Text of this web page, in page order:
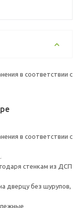
в соответствии с
в соответствии с
стенкам из ДСП
дверцу без шурупов,